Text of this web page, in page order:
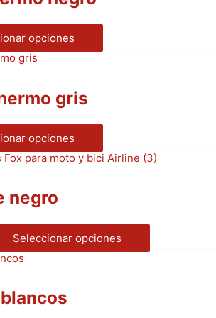
opciones
gris
opciones
negro
Seleccionar opciones